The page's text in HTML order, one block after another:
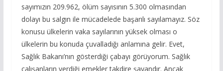
sayımızın 209.962, ölüm sayısının 5.300 olmasından
dolayı bu salgın ile mücadelede başarılı sayılamayız. Söz
konusu ülkelerin vaka sayılarının yüksek olması o
ülkelerin bu konuda çuvalladığı anlamına gelir. Evet,
Sağlık Bakanı’nın gösterdiği çabayı görüyorum. Sağlık
çalışanların verdiği emekler takdire şayandır. Ancak